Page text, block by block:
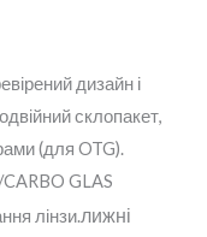
дизайн і
склопакет,
(для OTG).
GLAS
лінзи.лижні